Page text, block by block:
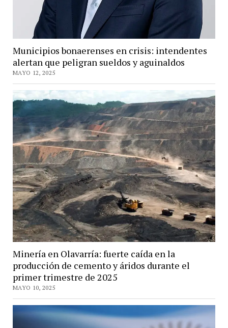
Municipios bonaerenses en crisis: intendentes
alertan que peligran sueldos y aguinaldos
MAYO 12, 2025
Minería en Olavarría: fuerte caída en la
producción de cemento y áridos durante el
primer trimestre de 2025
MAYO 10, 2025